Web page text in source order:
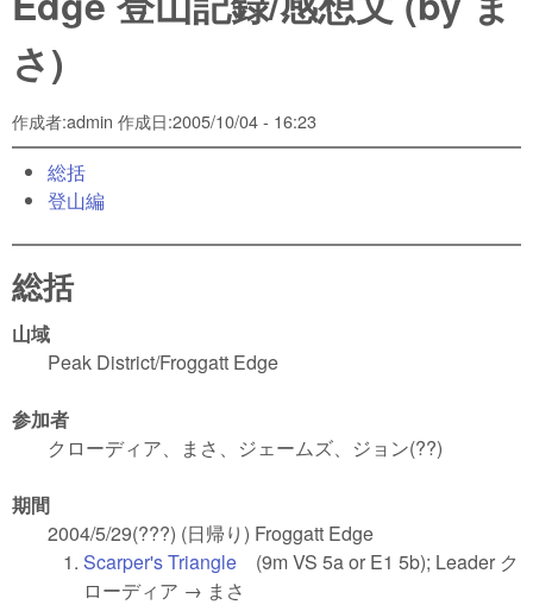
さ)
作成者:admin 作成日:2005/10/04 - 16:23
総括
登山編
総括
山域
Peak District/Froggatt Edge
参加者
クローディア、まさ、ジェームズ、ジョン(??)
期間
2004/5/29(???) (日帰り) Froggatt Edge
Scarper's Triangle (link is external)
(9m VS 5a or E1 5b); Leader ク
ローディア → まさ